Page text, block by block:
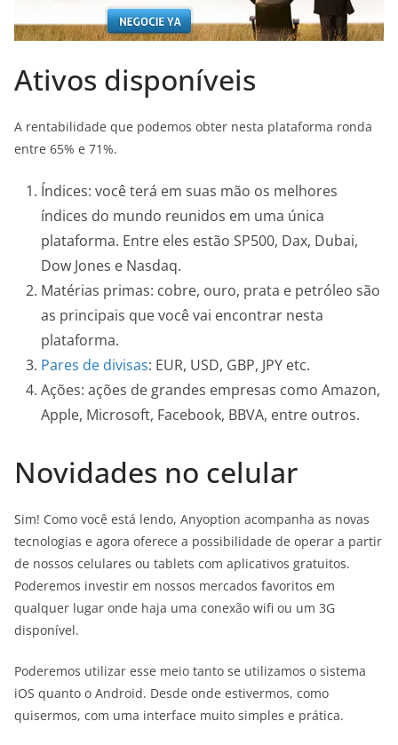
Ativos disponíveis
A rentabilidade que podemos obter nesta plataforma ronda
entre 65% e 71%.
Índices: você terá em suas mão os melhores
índices do mundo reunidos em uma única
plataforma. Entre eles estão SP500, Dax, Dubai,
Dow Jones e Nasdaq.
Matérias primas: cobre, ouro, prata e petróleo são
as principais que você vai encontrar nesta
plataforma.
Pares de divisas: EUR, USD, GBP, JPY etc.
Ações: ações de grandes empresas como Amazon,
Apple, Microsoft, Facebook, BBVA, entre outros.
Novidades no celular
Sim! Como você está lendo, Anyoption acompanha as novas
tecnologias e agora oferece a possibilidade de operar a partir
de nossos celulares ou tablets com aplicativos gratuitos.
Poderemos investir em nossos mercados favoritos em
qualquer lugar onde haja uma conexão wifi ou um 3G
disponível.
Poderemos utilizar esse meio tanto se utilizamos o sistema
iOS quanto o Android. Desde onde estivermos, como
quisermos, com uma interface muito simples e prática.